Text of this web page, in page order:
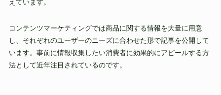
えています。
コンテンツマーケティングでは商品に関する情報を大量に用意
し、それぞれのユーザーのニーズに合わせた形で記事を公開して
います。事前に情報収集したい消費者に効果的にアピールする方
法として近年注目されているのです。